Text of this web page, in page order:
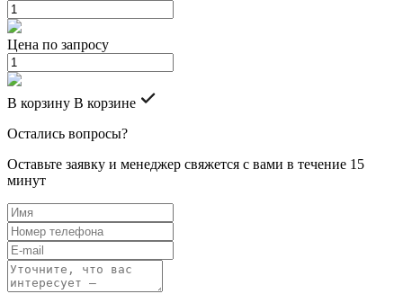
Цена по запросу
В корзину В корзине
Остались вопросы?
Оставьте заявку и менеджер свяжется с вами в течение 15
минут